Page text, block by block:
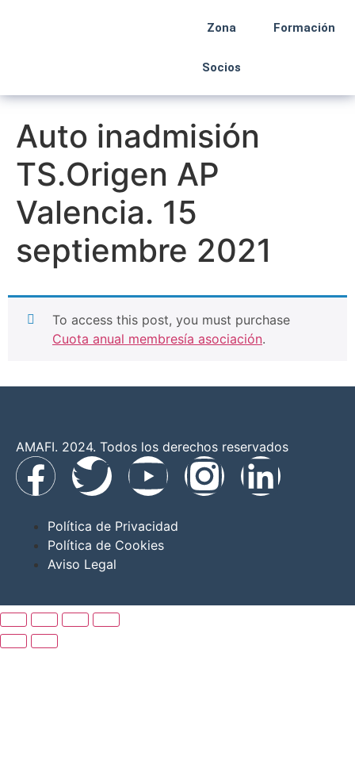
Zona
Socios
Formación
Auto inadmisión
TS.Origen AP
Valencia. 15
septiembre 2021
To access this post, you must purchase
Cuota anual membresía asociación.
AMAFI. 2024. Todos los derechos reservados
Política de Privacidad
Política de Cookies
Aviso Legal